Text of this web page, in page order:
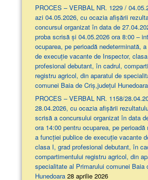
PROCES – VERBAL NR. 1229 /
azi 04.05.2026, cu ocazia afişării
concursul organizat în data de
proba scrisă şi 04.05.2026 ora 8:00 –
ocuparea, pe perioadă nedeterminată,
de execuție vacante de Inspector,
profesional debutant, în cadrul,
registru agricol, din aparatul de
comunei Baia de Criș,județul Hunedoara
PROCES – VERBAL NR. 1158/
28.04.2026, cu ocazia afişării
scrisă a concursului organizat în data
ora 14:00 pentru ocuparea, pe perioadă
a funcției publice de execuție vacante
clasa I, grad profesional debutant, în
compartimentului registru agricol, din
specialitate al Primarului comunei Baia
Hunedoara 28 aprilie 2026